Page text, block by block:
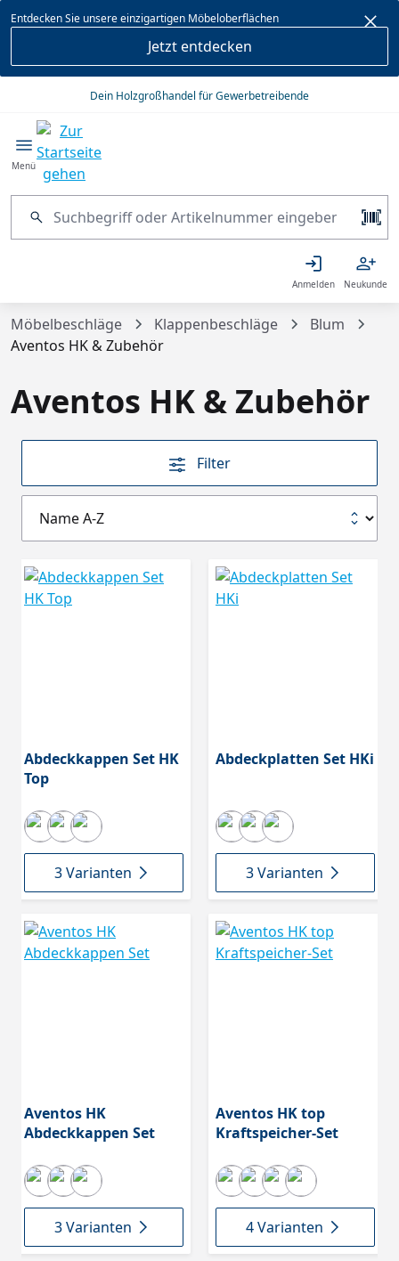
springen
Entdecken Sie unsere einzigartigen Möbeloberflächen
Jetzt entdecken
Dein Holzgroßhandel für Gewerbetreibende
Menü
Anmelden Neukunde
Möbelbeschläge Klappenbeschläge
Blum
Aventos HK & Zubehör
Aventos HK & Zubehör
Filter
Abdeckkappen Set HK
Top
3 Varianten
Abdeckplatten Set HKi
3 Varianten
Aventos HK
Abdeckkappen Set
3 Varianten
Aventos HK top
Kraftspeicher-Set
4 Varianten